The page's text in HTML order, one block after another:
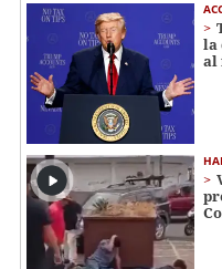
la
al